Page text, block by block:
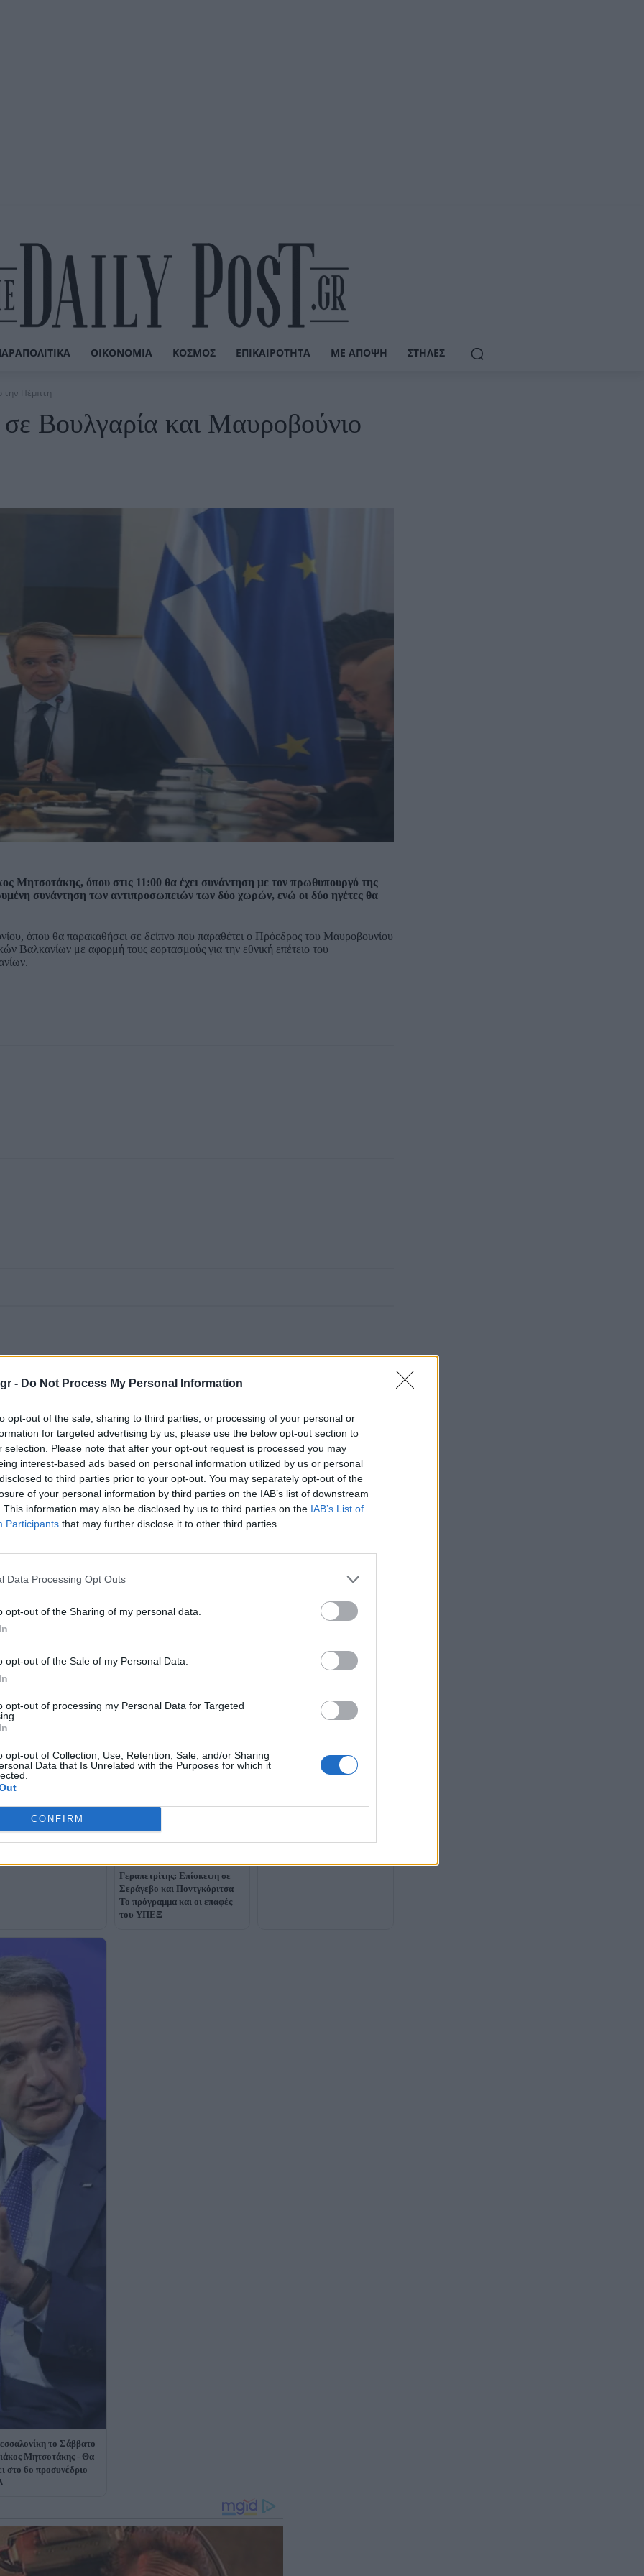
- Do Not Process My Personal Information
opt-out of the sale, sharing to third parties, or processing of your personal or
for targeted advertising by us, please use the below opt-out section to
selection. Please note that after your opt-out request is processed you may
interest-based ads based on personal information utilized by us or personal
to third parties prior to your opt-out. You may separately opt-out of the
of your personal information by third parties on the IAB’s list of downstream
This information may also be disclosed by us to third parties on the IAB’s List of
Participants that may further disclose it to other third parties.
Data Processing Opt Outs
opt-out of the Sharing of my personal data.
opt-out of the Sale of my Personal Data.
opt-out of processing my Personal Data for Targeted
opt-out of Collection, Use, Retention, Sale, and/or Sharing
Data that Is Unrelated with the Purposes for which it
CONFIRM
ΟΙΚΟΝΟΜΊΑ ΚΌΣΜΟΣ ΕΠΙΚΑΙΡΌΤΗΤΑ ΜΕ ΆΠΟΨΗ ΣΤΉΛΕΣ
την Πέμπτη
Βουλγαρία και Μαυροβούνιο
Μητσοτάκης, όπου στις 11:00 θα έχει συνάντηση με τον πρωθυπουργό της
συνάντηση των αντιπροσωπειών των δύο χωρών, ενώ οι δύο ηγέτες θα
όπου θα παρακαθήσει σε δείπνο που παραθέτει ο Πρόεδρος του Μαυροβουνίου
Βαλκανίων με αφορμή τους εορτασμούς για την εθνική επέτειο του
Επίσκεψη στην
για συναντήσεις με
και Κάρμαν
Γεραπετρίτης: Επίσκεψη σε
Σεράγεβο και Ποντγκόριτσα –
Το πρόγραμμα και οι επαφές
του ΥΠΕΞ
του Ευρωπαϊκού Συμβουλίου
το Σάββατο
Μητσοτάκης - Θα
στο 6ο προσυνέδριο